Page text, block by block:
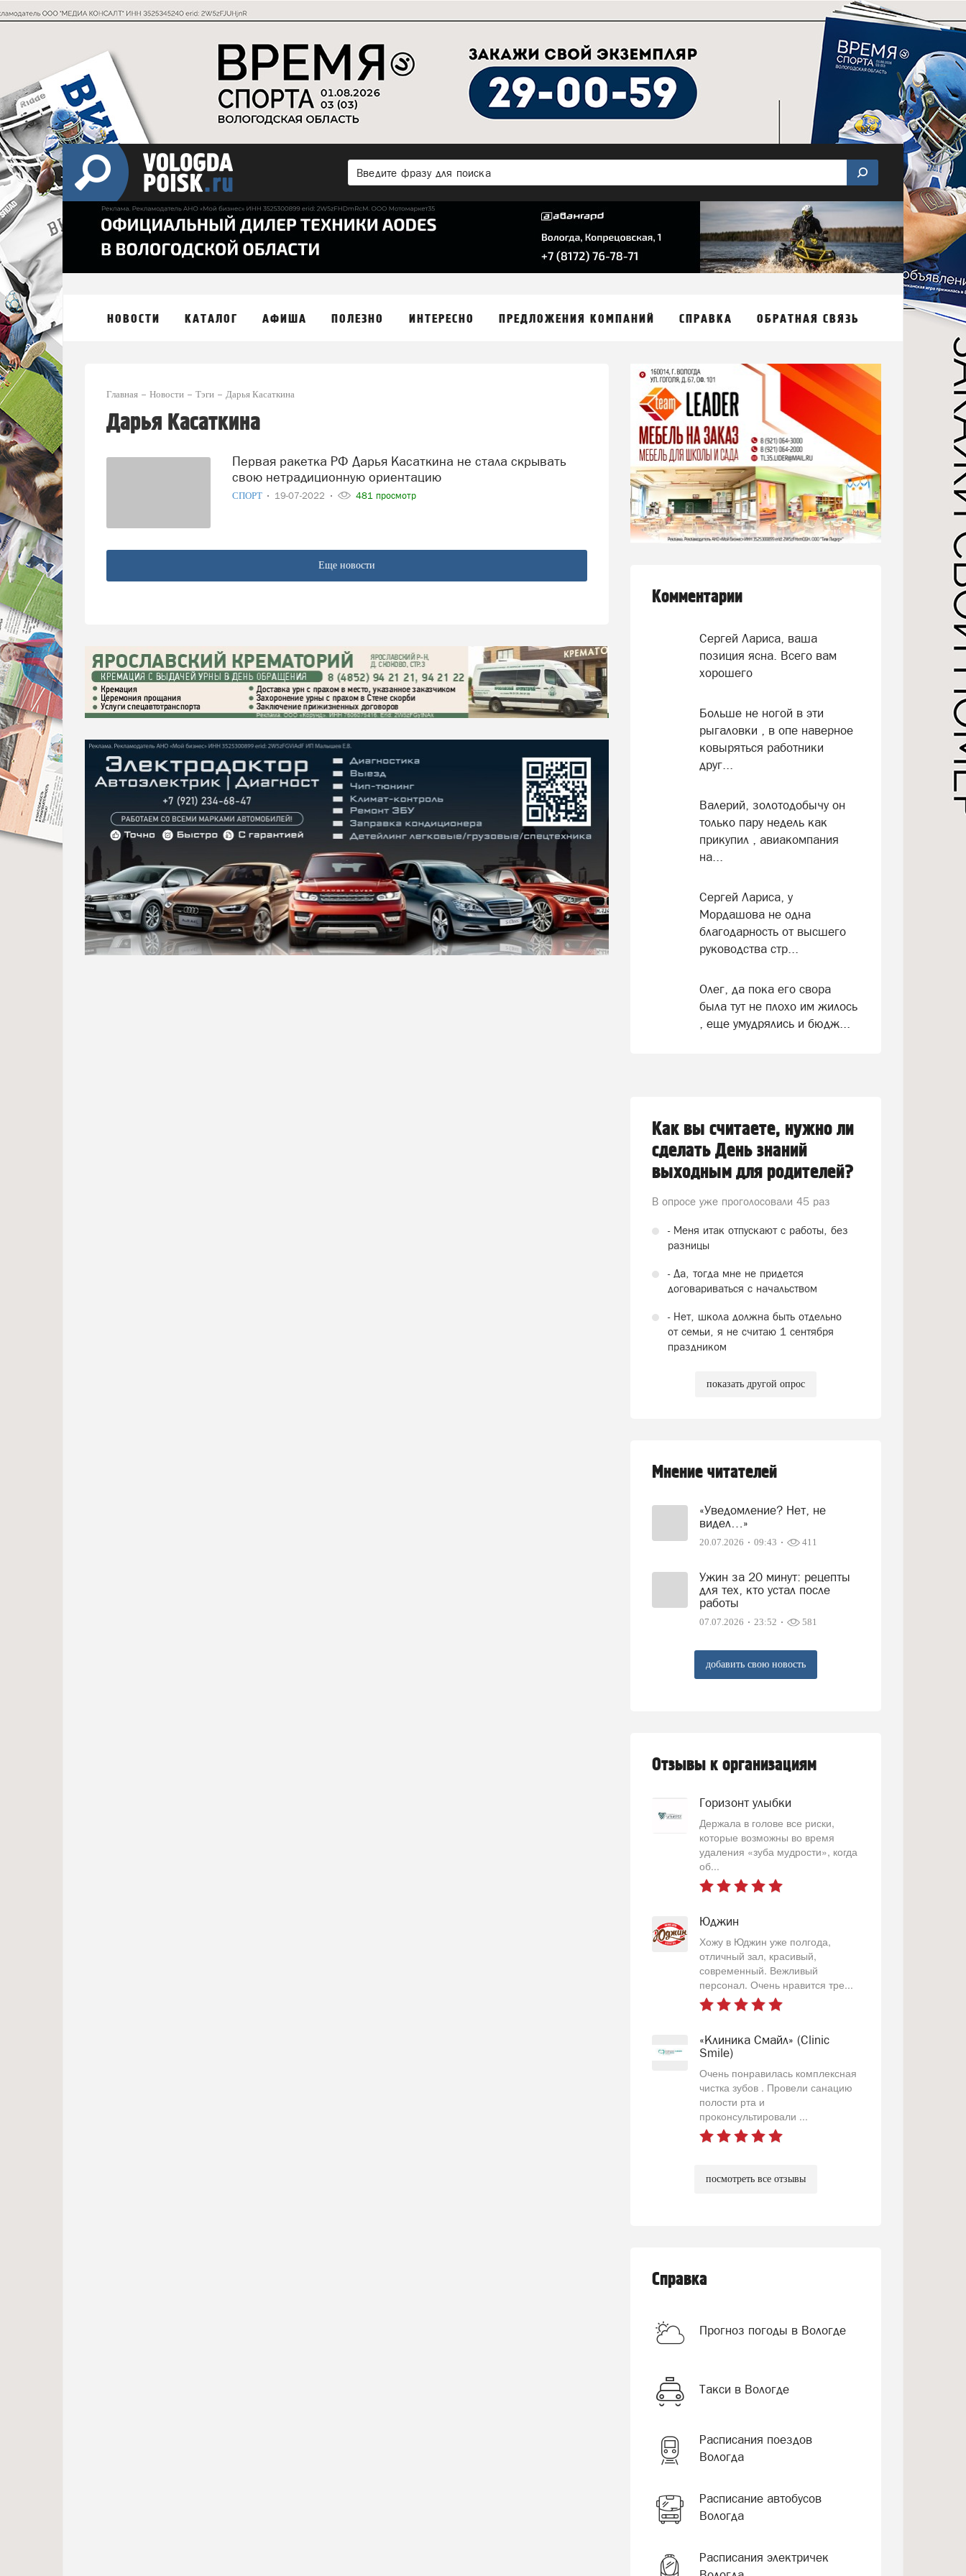
НОВОСТИ КАТАЛОГ АФИША ПОЛЕЗНО ИНТЕРЕСНО ПРЕДЛОЖЕНИЯ КОМПАНИЙ СПРАВКА ОБРАТНАЯ СВЯЗЬ
Главная Новости Тэги Дарья Касаткина
Дарья Касаткина
Первая ракетка РФ Дарья Касаткина не стала скрывать
свою нетрадиционную ориентацию
СПОРТ 19-07-2022 481 просмотр
Еще новости
Комментарии
Сергей Лариса, ваша
позиция ясна. Всего вам
хорошего
Больше не ногой в эти
рыгаловки , в опе наверное
ковыряться работники
друг...
Валерий, золотодобычу он
только пару недель как
прикупил , авиакомпания
на...
Сергей Лариса, у
Мордашова не одна
благодарность от высшего
руководства стр...
Олег, да пока его свора
была тут не плохо им жилось
, еще умудрялись и бюдж...
Как вы считаете, нужно ли
сделать День знаний
выходным для родителей?
В опросе уже проголосовали 45 раз
- Меня итак отпускают с работы, без
разницы
- Да, тогда мне не придется
договариваться с начальством
- Нет, школа должна быть отдельно
от семьи, я не считаю 1 сентября
праздником
показать другой опрос
Мнение читателей
«Уведомление? Нет, не
видел…»
20.07.2026 09:43 411
Ужин за 20 минут: рецепты
для тех, кто устал после
работы
07.07.2026 23:52 581
добавить свою новость
Отзывы к организациям
Горизонт улыбки
Держала в голове все риски,
которые возможны во время
удаления «зуба мудрости», когда
об...
Юджин
Хожу в Юджин уже полгода,
отличный зал, красивый,
современный. Вежливый
персонал. Очень нравится тре...
«Клиника Смайл» (Clinic
Smile)
Очень понравилась комплексная
чистка зубов . Провели санацию
полости рта и
проконсультировали ...
посмотреть все отзывы
Справка
Прогноз погоды в Вологде
Такси в Вологде
Расписания поездов
Вологда
Расписание автобусов
Вологда
Расписания электричек